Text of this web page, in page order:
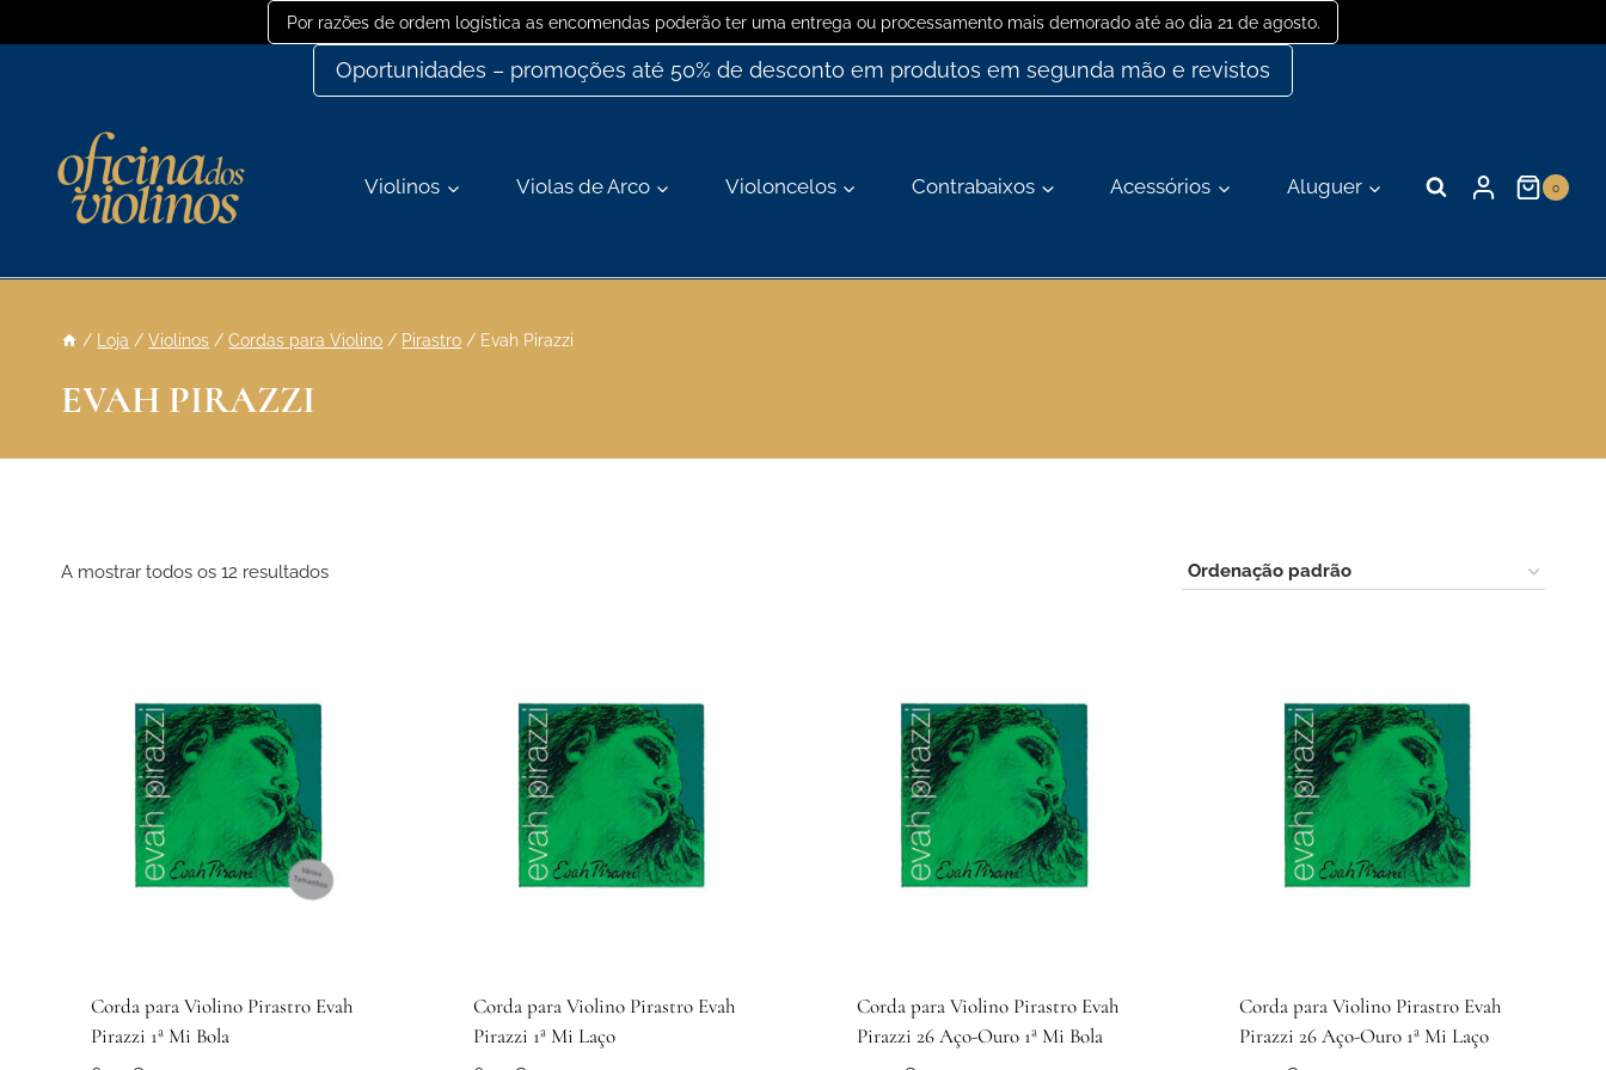
para
Por razões de ordem logística as encomendas poderão ter uma entrega ou processamento mais demorado até ao dia 21 de agosto.
Oportunidades – promoções até 50% de desconto em produtos em segunda mão e revistos
Violinos Violas de Arco Violoncelos Contrabaixos Acessórios Aluguer 0
/ Loja / Violinos / Cordas para Violino / Pirastro / Evah Pirazzi
EVAH PIRAZZI
A mostrar todos os 12 resultados
Corda para Violino Pirastro Evah
Pirazzi 1ª Mi Bola
Corda para Violino Pirastro Evah
Pirazzi 1ª Mi Laço
Corda para Violino Pirastro Evah
Pirazzi 26 Aço-Ouro 1ª Mi Bola
Corda para Violino Pirastro Evah
Pirazzi 26 Aço-Ouro 1ª Mi Laço